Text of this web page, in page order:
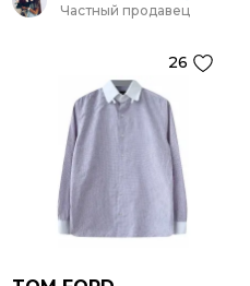
Частный продавец
26